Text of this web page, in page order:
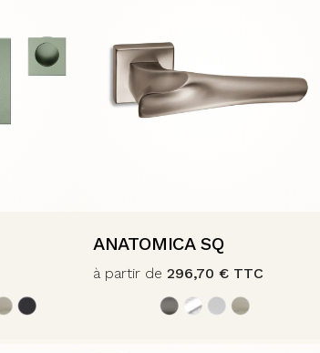
ANATOMICA SQ
à partir de 296,70 € TTC